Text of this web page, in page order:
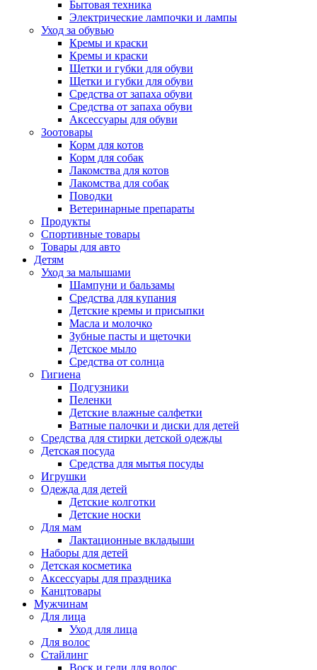
Бытовая техника
Электрические лампочки и лампы
Уход за обувью
Кремы и краски
Кремы и краски
Щетки и губки для обуви
Щетки и губки для обуви
Средства от запаха обуви
Средства от запаха обуви
Аксессуары для обуви
Зоотовары
Корм для котов
Корм для собак
Лакомства для котов
Лакомства для собак
Поводки
Ветеринарные препараты
Продукты
Спортивные товары
Товары для авто
Детям
Уход за малышами
Шампуни и бальзамы
Средства для купания
Детские кремы и присыпки
Масла и молочко
Зубные пасты и щеточки
Детское мыло
Средства от солнца
Гигиена
Подгузники
Пеленки
Детские влажные салфетки
Ватные палочки и диски для детей
Средства для стирки детской одежды
Детская посуда
Средства для мытья посуды
Игрушки
Одежда для детей
Детские колготки
Детские носки
Для мам
Лактационные вкладыши
Наборы для детей
Детская косметика
Аксессуары для праздника
Канцтовары
Мужчинам
Для лица
Уход для лица
Для волос
Стайлинг
Воск и гели для волос